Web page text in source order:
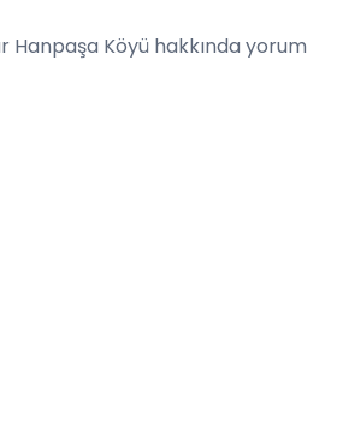
Hanpaşa Köyü hakkında yorum